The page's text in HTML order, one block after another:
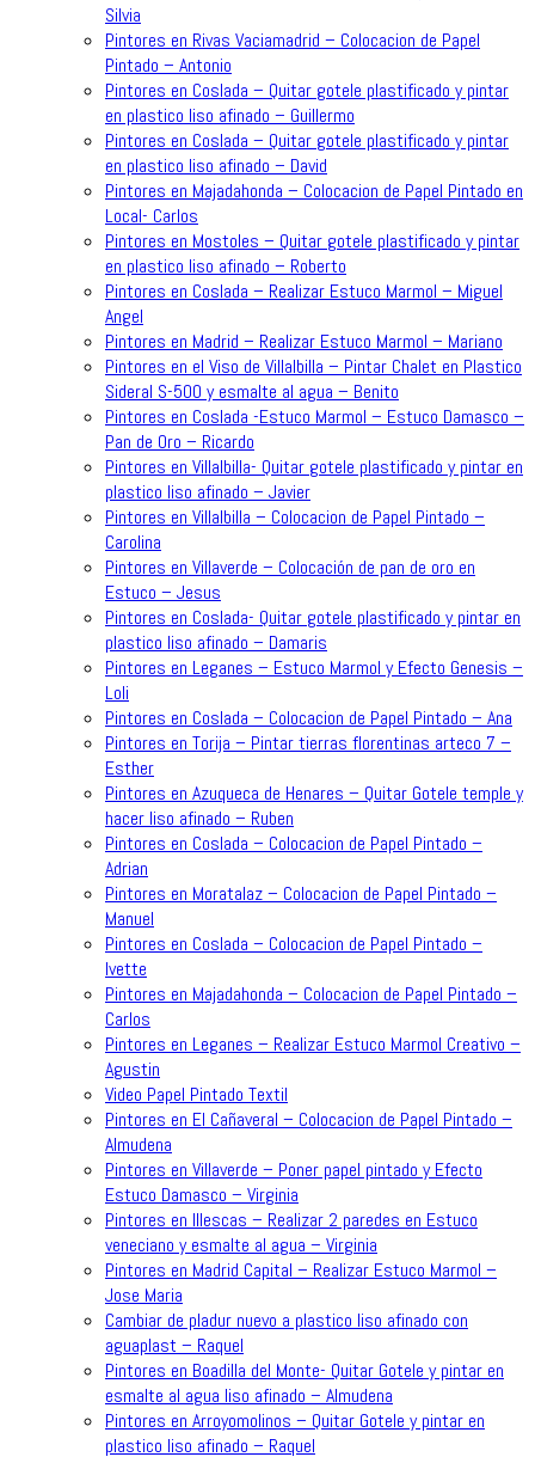
Silvia
Pintores en Rivas Vaciamadrid – Colocacion de Papel
Pintado – Antonio
Pintores en Coslada – Quitar gotele plastificado y pintar
en plastico liso afinado – Guillermo
Pintores en Coslada – Quitar gotele plastificado y pintar
en plastico liso afinado – David
Pintores en Majadahonda – Colocacion de Papel Pintado en
Local- Carlos
Pintores en Mostoles – Quitar gotele plastificado y pintar
en plastico liso afinado – Roberto
Pintores en Coslada – Realizar Estuco Marmol – Miguel
Angel
Pintores en Madrid – Realizar Estuco Marmol – Mariano
Pintores en el Viso de Villalbilla – Pintar Chalet en Plastico
Sideral S-500 y esmalte al agua – Benito
Pintores en Coslada -Estuco Marmol – Estuco Damasco –
Pan de Oro – Ricardo
Pintores en Villalbilla- Quitar gotele plastificado y pintar en
plastico liso afinado – Javier
Pintores en Villalbilla – Colocacion de Papel Pintado –
Carolina
Pintores en Villaverde – Colocación de pan de oro en
Estuco – Jesus
Pintores en Coslada- Quitar gotele plastificado y pintar en
plastico liso afinado – Damaris
Pintores en Leganes – Estuco Marmol y Efecto Genesis –
Loli
Pintores en Coslada – Colocacion de Papel Pintado – Ana
Pintores en Torija – Pintar tierras florentinas arteco 7 –
Esther
Pintores en Azuqueca de Henares – Quitar Gotele temple y
hacer liso afinado – Ruben
Pintores en Coslada – Colocacion de Papel Pintado –
Adrian
Pintores en Moratalaz – Colocacion de Papel Pintado –
Manuel
Pintores en Coslada – Colocacion de Papel Pintado –
Ivette
Pintores en Majadahonda – Colocacion de Papel Pintado –
Carlos
Pintores en Leganes – Realizar Estuco Marmol Creativo –
Agustin
Video Papel Pintado Textil
Pintores en El Cañaveral – Colocacion de Papel Pintado –
Almudena
Pintores en Villaverde – Poner papel pintado y Efecto
Estuco Damasco – Virginia
Pintores en Illescas – Realizar 2 paredes en Estuco
veneciano y esmalte al agua – Virginia
Pintores en Madrid Capital – Realizar Estuco Marmol –
Jose Maria
Cambiar de pladur nuevo a plastico liso afinado con
aguaplast – Raquel
Pintores en Boadilla del Monte- Quitar Gotele y pintar en
esmalte al agua liso afinado – Almudena
Pintores en Arroyomolinos – Quitar Gotele y pintar en
plastico liso afinado – Raquel